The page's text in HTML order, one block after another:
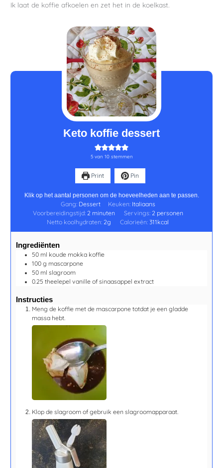
Ik laat de koffie afkoelen en zet het in de koelkast.
Keto koffie dessert
5van 10stemmen
Print Pin
Klik op het aantal personen om de hoeveelheden aan te passen.
Gang: Dessert Keuken: Italiaans
Voorbereidingstijd: 2
minuten
minuten Servings: 2 personen
Netto koolhydraten: 2g Calorieën: 311kcal
Ingrediënten
50 ml koude mokka koffie
100 g mascarpone
50 ml slagroom
0.25 theelepel vanille of sinaasappel extract
Instructies
Meng de koffie met de mascarpone totdat je een gladde
massa hebt.
Klop de slagroom of gebruik een slagroomapparaat.